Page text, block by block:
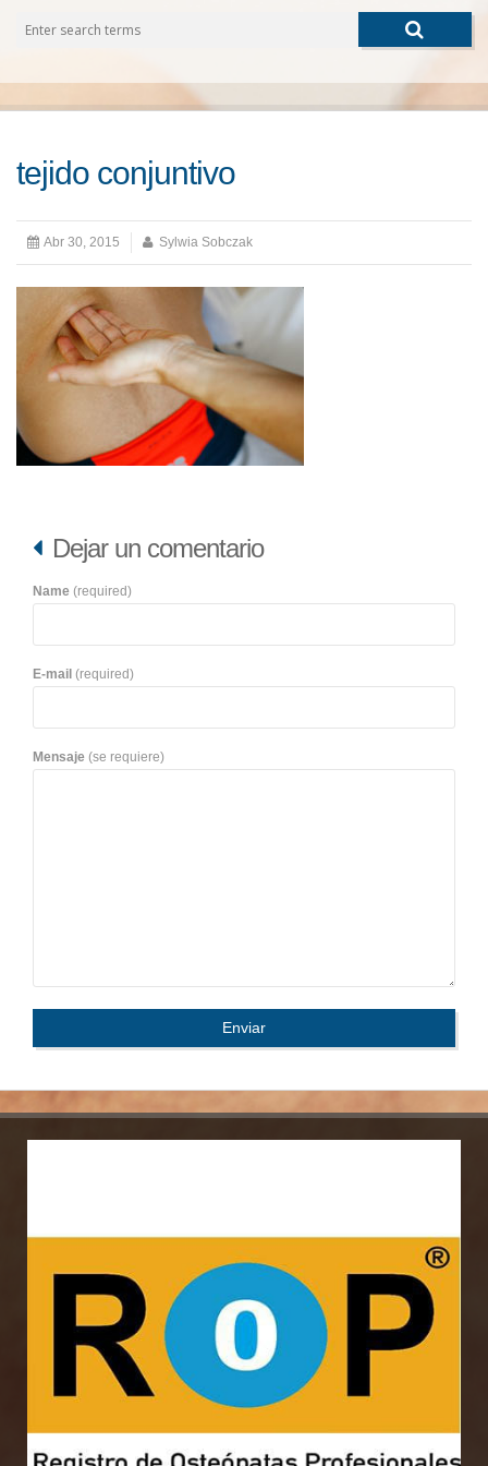
tejido conjuntivo
Abr 30, 2015 Sylwia Sobczak
Dejar un comentario
Name (required)
E-mail (required)
Mensaje (se requiere)